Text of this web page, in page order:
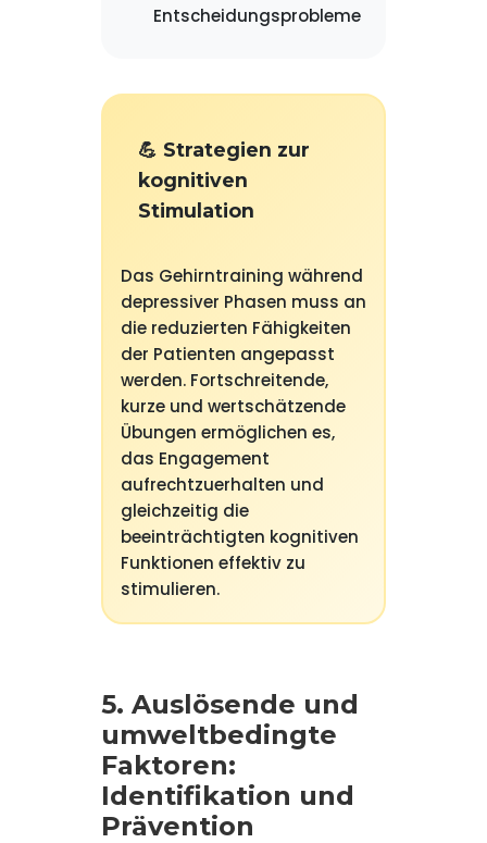
Entscheidungsprobleme
💪 Strategien zur
kognitiven
Stimulation
Das Gehirntraining während
depressiver Phasen muss an
die reduzierten Fähigkeiten
der Patienten angepasst
werden. Fortschreitende,
kurze und wertschätzende
Übungen ermöglichen es,
das Engagement
aufrechtzuerhalten und
gleichzeitig die
beeinträchtigten kognitiven
Funktionen effektiv zu
stimulieren.
5. Auslösende und
umweltbedingte
Faktoren:
Identifikation und
Prävention